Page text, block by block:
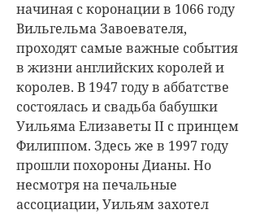
начиная с коронации в 1066 году
Вильгельма Завоевателя,
проходят самые важные события
в жизни английских королей и
королев. В 1947 году в аббатстве
состоялась и свадьба бабушки
Уильяма Елизаветы II с принцем
Филиппом. Здесь же в 1997 году
прошли похороны Дианы. Но
несмотря на печальные
ассоциации, Уильям захотел